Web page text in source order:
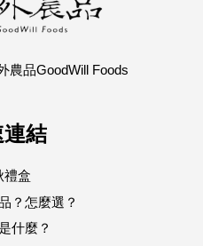
農品GoodWill Foods
結
禮盒
？怎麼選？
什麼？